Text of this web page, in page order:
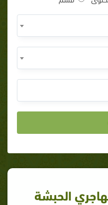
الحبشة